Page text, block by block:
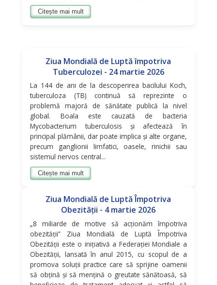
Citește mai mult
Ziua Mondială de Luptă împotriva
Tuberculozei - 24 martie 2026
La 144 de ani de la descoperirea bacilului Koch,
tuberculoza (TB) continuă să reprezinte o
problemă majoră de sănătate publică la nivel
global. Boala este cauzată de bacteria
Mycobacterium tuberculosis și afectează în
principal plămânii, dar poate implica și alte organe,
precum ganglionii limfatici, oasele, rinichii sau
sistemul nervos central...
Citește mai mult
Ziua Mondială de Luptă Împotriva
Obezității - 4 martie 2026
„8 miliarde de motive să acționăm împotriva
obezității” Ziua Mondială de Luptă Împotriva
Obezității este o inițiativă a Federației Mondiale a
Obezității, lansată în anul 2015, cu scopul de a
promova soluții practice care să sprijine oamenii
să obțină și să mențină o greutate sănătoasă, să